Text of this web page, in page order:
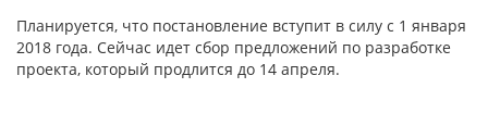
Планируется, что постановление вступит в силу с 1 января
2018 года. Сейчас идет сбор предложений по разработке
проекта, который продлится до 14 апреля.